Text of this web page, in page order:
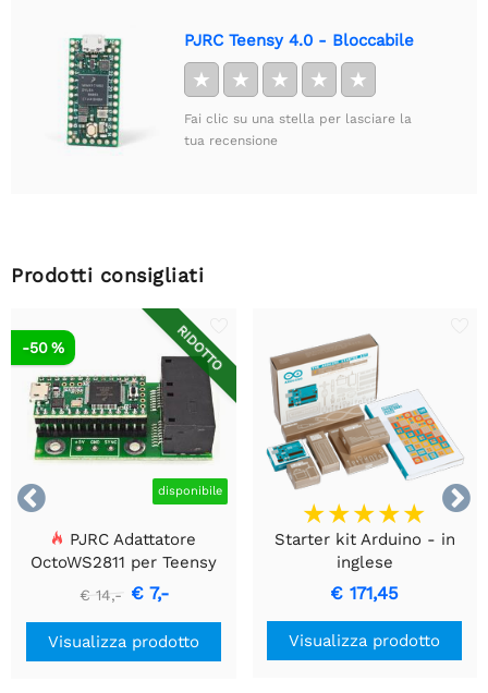
PJRC Teensy 4.0 - Bloccabile
★ ★ ★ ★ ★
Fai clic su una stella per lasciare la
tua recensione
Prodotti consigliati


RIDOTTO
disponibile
-50 %
PJRC Adattatore
OctoWS2811 per Teensy
3.2 - 4.1
€ 14,- € 7,-
Visualizza prodotto
Starter kit Arduino - in
inglese
€ 171,45
Visualizza prodotto